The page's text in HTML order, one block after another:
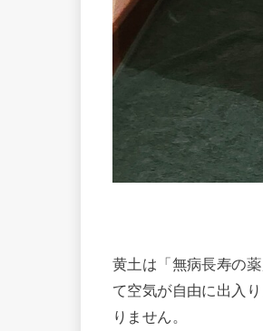
黄土は「無病長寿の
て空気が自由に出入
りません。